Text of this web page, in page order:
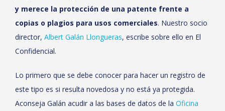
y merece la protección de una patente frente a
copias o plagios para usos comerciales. Nuestro socio
director, Albert Galán Llongueras, escribe sobre ello en El
Confidencial.
Lo primero que se debe conocer para hacer un registro de
este tipo es si resulta novedosa y no está ya protegida.
Aconseja Galán acudir a las bases de datos de la Oficina